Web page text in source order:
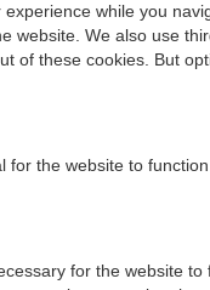
while you
website. We also use
of these cookies. But
for the website to
for the website